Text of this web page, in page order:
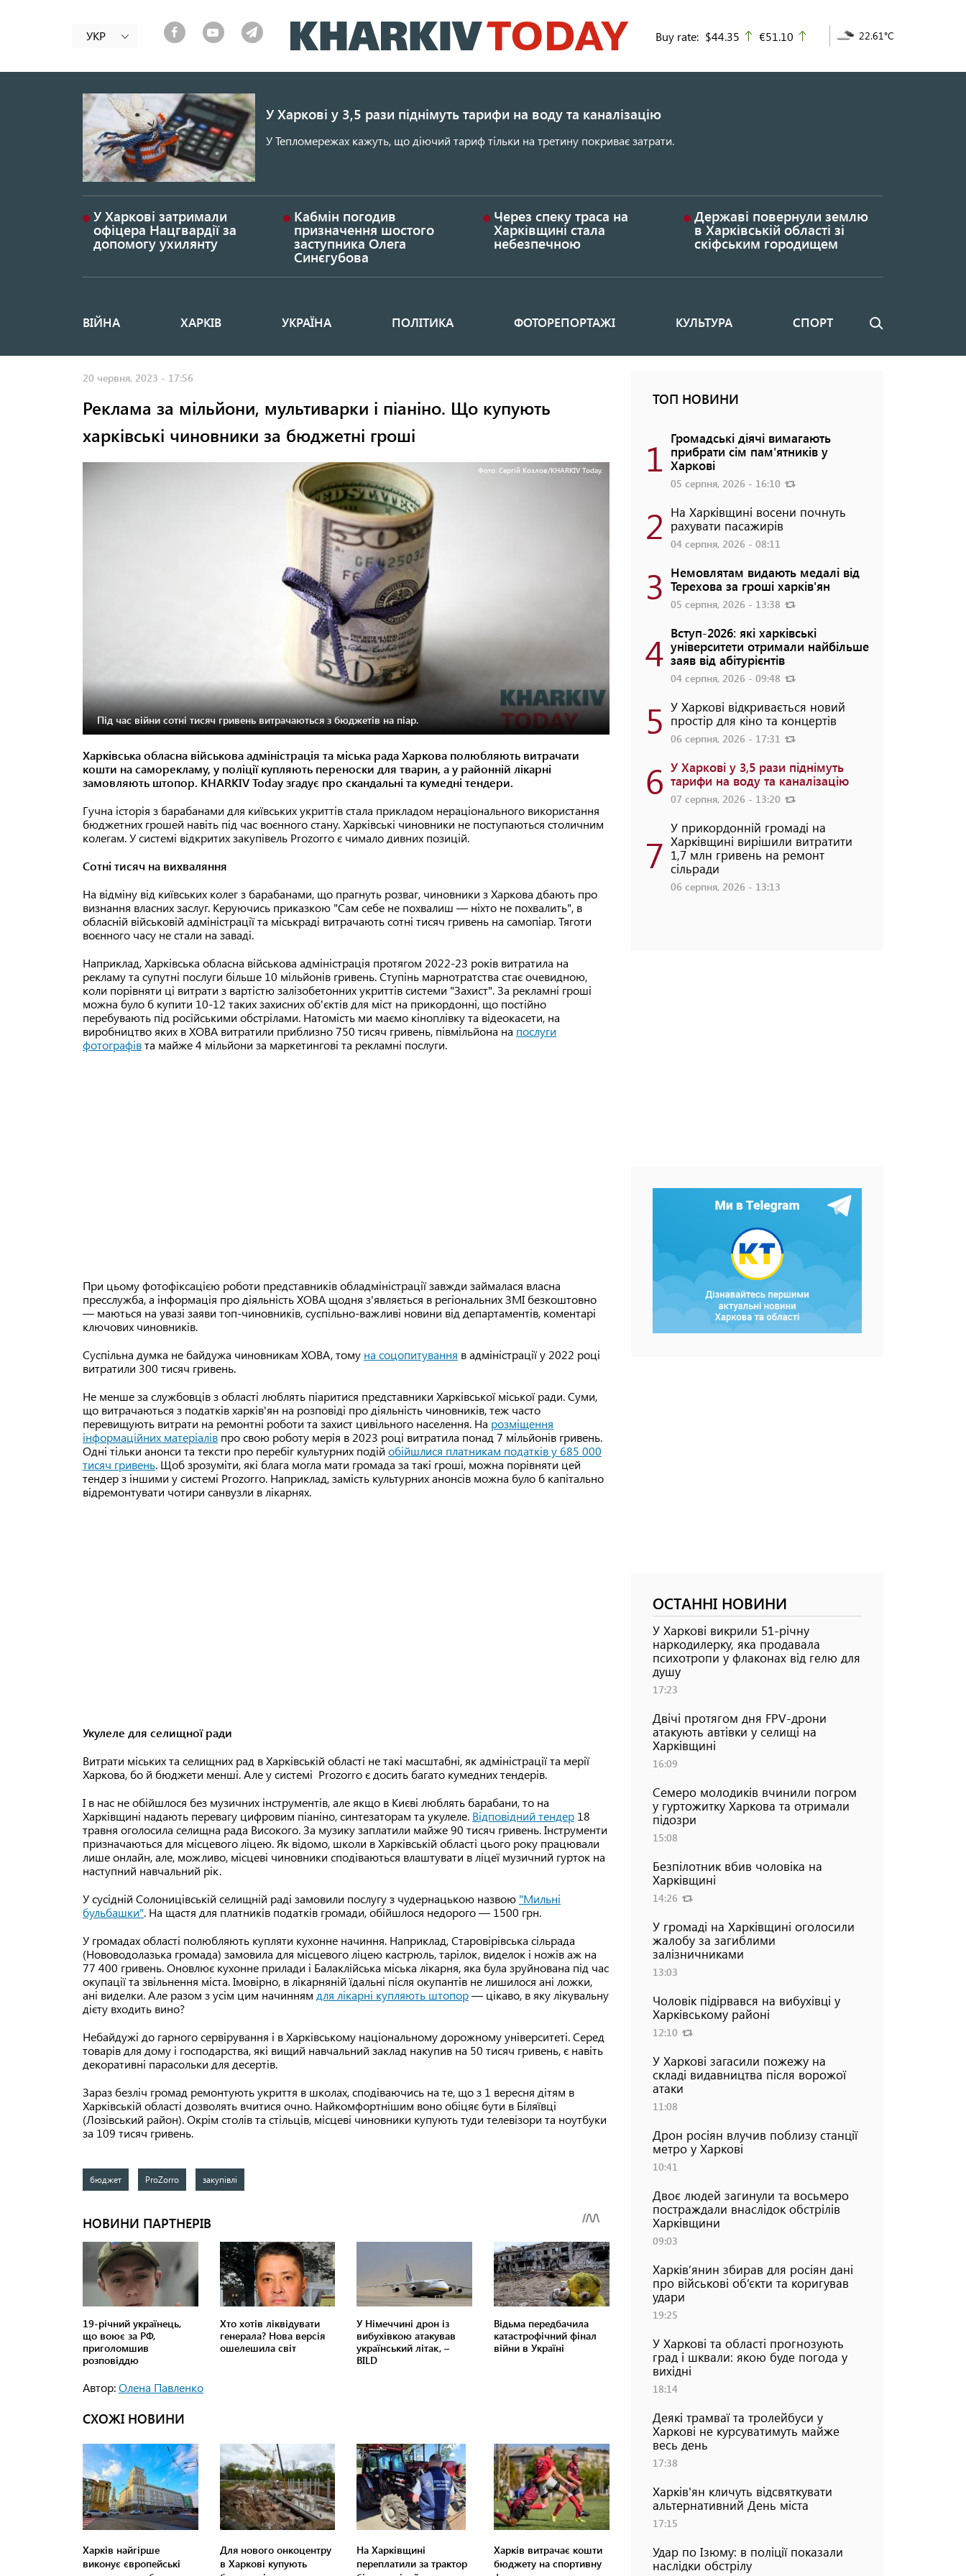
до
основного
УКР Buy rate: $44.35 up
€51.10 22.61°C
У Харкові у 3,5 рази піднімуть тарифи на воду та каналізацію
У Тепломережах кажуть, що діючий тариф тільки на третину покриває затрати.
У Харкові затримали
офіцера Нацгвардії за
допомогу ухилянту
Кабмін погодив
призначення шостого
заступника Олега
Синєгубова
Через спеку траса на
Харківщині стала
небезпечною
Державі повернули землю
в Харківській області зі
скіфським городищем
Основная
ВІЙНА ХАРКІВ УКРАЇНА ПОЛІТИКА ФОТОРЕПОРТАЖІ КУЛЬТУРА СПОРТ Пошук
20 червня, 2023 - 17:56
Реклама за мільйони, мультиварки і піаніно. Що купують
харківські чиновники за бюджетні гроші
Фото: Сергій Козлов/KHARKIV Today.
Під час війни сотні тисяч гривень витрачаються з бюджетів на піар.
Харківська обласна військова адміністрація та міська рада Харкова полюбляють витрачати
кошти на саморекламу, у поліції купляють переноски для тварин, а у районній лікарні
замовляють штопор. KHARKIV Today згадує про скандальні та кумедні тендери.
Гучна історія з барабанами для київських укриттів стала прикладом нераціонального використання
бюджетних грошей навіть під час воєнного стану. Харківські чиновники не поступаються столичним
колегам. У системі відкритих закупівель Prozorro є чимало дивних позицій.
Сотні тисяч на вихваляння
На відміну від київських колег з барабанами, що прагнуть розваг, чиновники з Харкова дбають про
визнання власних заслуг. Керуючись приказкою "Сам себе не похвалиш — ніхто не похвалить", в
обласній військовій адміністрації та міськраді витрачають сотні тисяч гривень на самопіар. Тяготи
воєнного часу не стали на заваді.
Наприклад, Харківська обласна військова адміністрація протягом 2022-23 років витратила на
рекламу та супутні послуги більше 10 мільйонів гривень. Ступінь марнотратства стає очевидною,
коли порівняти ці витрати з вартістю залізобетонних укриттів системи "Захист". За рекламні гроші
можна було б купити 10-12 таких захисних об'єктів для міст на прикордонні, що постійно
перебувають під російськими обстрілами. Натомість ми маємо кіноплівку та відеокасети, на
виробництво яких в ХОВА витратили приблизно 750 тисяч гривень, півмільйона на послуги
фотографівта майже 4 мільйони за маркетингові та рекламні послуги.
При цьому фотофіксацією роботи представників обладміністрації завжди займалася власна
пресслужба, а інформація про діяльність ХОВА щодня з'являється в регіональних ЗМІ безкоштовно
— маються на увазі заяви топ-чиновників, суспільно-важливі новини від департаментів, коментарі
ключових чиновників.
Суспільна думка не байдужа чиновникам ХОВА, тому на соцопитування в адміністрації у 2022 році
витратили 300 тисяч гривень.
Не менше за службовців з області люблять піаритися представники Харківської міської ради. Суми,
що витрачаються з податків харків'ян на розповіді про діяльність чиновників, теж часто
перевищують витрати на ремонтні роботи та захист цивільного населення. На розміщення
інформаційних матеріалів про свою роботу мерія в 2023 році витратила понад 7 мільйонів гривень.
Одні тільки анонси та тексти про перебіг культурних подій обійшлися платникам податків у 685 000
тисяч гривень. Щоб зрозуміти, які блага могла мати громада за такі гроші, можна порівняти цей
тендер з іншими у системі Prozorro. Наприклад, замість культурних анонсів можна було б капітально
відремонтувати чотири санвузли в лікарнях.
Укулеле для селищної ради
Витрати міських та селищних рад в Харківській області не такі масштабні, як адміністрації та мерії
Харкова, бо й бюджети менші. Але у системі Prozorro є досить багато кумедних тендерів.
І в нас не обійшлося без музичних інструментів, але якщо в Києві люблять барабани, то на
Харківщині надають перевагу цифровим піаніно, синтезаторам та укулеле. Відповідний тендер 18
травня оголосила селищна рада Високого. За музику заплатили майже 90 тисяч гривень. Інструменти
призначаються для місцевого ліцею. Як відомо, школи в Харківській області цього року працювали
лише онлайн, але, можливо, місцеві чиновники сподіваються влаштувати в ліцеї музичний гурток на
наступний навчальний рік.
У сусідній Солоницівській селищній раді замовили послугу з чудернацькою назвою "Мильні
бульбашки". На щастя для платників податків громади, обійшлося недорого — 1500 грн.
У громадах області полюбляють купляти кухонне начиння. Наприклад, Старовірівська сільрада
(Нововодолазька громада) замовила для місцевого ліцею кастрюль, тарілок, виделок і ножів аж на
77 400 гривень. Оновлює кухонне прилади і Балаклійська міська лікарня, яка була зруйнована під час
окупації та звільнення міста. Імовірно, в лікарняній їдальні після окупантів не лишилося ані ложки,
ані виделки. Але разом з усім цим начинням для лікарні купляють штопор— цікаво, в яку лікувальну
дієту входить вино?
Небайдужі до гарного сервірування і в Харківському національному дорожному університеті. Серед
товарів для дому і господарства, які вищий навчальний заклад накупив на 50 тисяч гривень, є навіть
декоративні парасольки для десертів.
Зараз безліч громад ремонтують укриття в школах, сподіваючись на те, що з 1 вересня дітям в
Харківській області дозволять вчитися очно. Найкомфортнішим воно обіцяє бути в Біляївці
(Лозівський район). Окрім столів та стільців, місцеві чиновники купують туди телевізори та ноутбуки
за 109 тисяч гривень.
бюджет ProZorro закупівлі
Автор:Олена Павленко
СХОЖІ НОВИНИ
Харків найгірше
виконує європейські
Для нового онкоцентру
в Харкові купують
На Харківщині
переплатили за трактор
Харків витрачає кошти
бюджету на спортивну
ТОП НОВИНИ
1 Громадські діячі вимагають
прибрати сім пам'ятників у
Харкові
05 серпня, 2026 - 16:10
2 На Харківщині восени почнуть
рахувати пасажирів
04 серпня, 2026 - 08:11
3 Немовлятам видають медалі від
Терехова за гроші харків'ян
05 серпня, 2026 - 13:38
4 Вступ-2026: які харківські
університети отримали найбільше
заяв від абітурієнтів
04 серпня, 2026 - 09:48
5 У Харкові відкривається новий
простір для кіно та концертів
06 серпня, 2026 - 17:31
6 У Харкові у 3,5 рази піднімуть
тарифи на воду та каналізацію
07 серпня, 2026 - 13:20
7
У прикордонній громаді на
Харківщині вирішили витратити
1,7 млн гривень на ремонт
сільради
06 серпня, 2026 - 13:13
ОСТАННІ НОВИНИ
У Харкові викрили 51-річну
наркодилерку, яка продавала
психотропи у флаконах від гелю для
душу
17:23
Двічі протягом дня FPV-дрони
атакують автівки у селищі на
Харківщині
16:09
Семеро молодиків вчинили погром
у гуртожитку Харкова та отримали
підозри
15:08
Безпілотник вбив чоловіка на
Харківщині
14:26
У громаді на Харківщині оголосили
жалобу за загиблими
залізничниками
13:03
Чоловік підірвався на вибухівці у
Харківському районі
12:10
У Харкові загасили пожежу на
складі видавництва після ворожої
атаки
11:08
Дрон росіян влучив поблизу станції
метро у Харкові
10:41
Двоє людей загинули та восьмеро
постраждали внаслідок обстрілів
Харківщини
09:03
Харків’янин збирав для росіян дані
про військові об’єкти та коригував
удари
19:25
У Харкові та області прогнозують
град і шквали: якою буде погода у
вихідні
18:14
Деякі трамваї та тролейбуси у
Харкові не курсуватимуть майже
весь день
17:38
Харків'ян кличуть відсвяткувати
альтернативний День міста
17:15
Удар по Ізюму: в поліції показали
наслідки обстрілу